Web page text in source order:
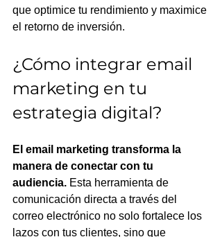
que optimice tu rendimiento y maximice
el retorno de inversión.
¿Cómo integrar email
marketing en tu
estrategia digital?
El email marketing transforma la
manera de conectar con tu
audiencia. Esta herramienta de
comunicación directa a través del
correo electrónico no solo fortalece los
lazos con tus clientes, sino que